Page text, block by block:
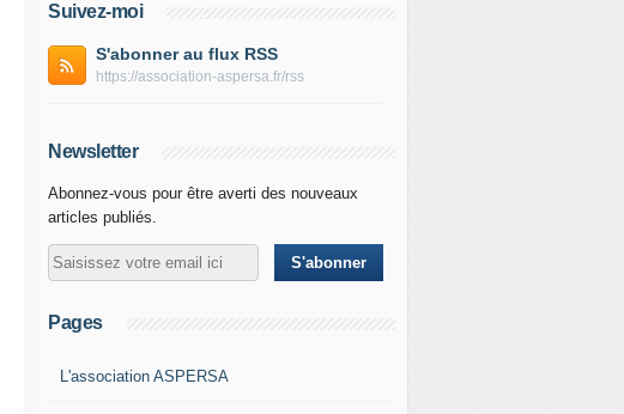
Suivez-moi
S'abonner au flux RSS
https://association-aspersa.fr/rss
Newsletter
Abonnez-vous pour être averti des nouveaux
articles publiés.
Pages
L'association ASPERSA